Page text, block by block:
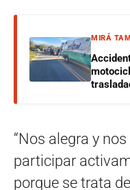
MIRÁ
“Nos alegra y
participar
porque se trata